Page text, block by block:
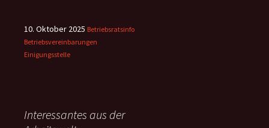
10. Oktober 2025 Betriebsratsinfo
Betriebsvereinbarungen
Einigungsstelle
Interessantes aus der